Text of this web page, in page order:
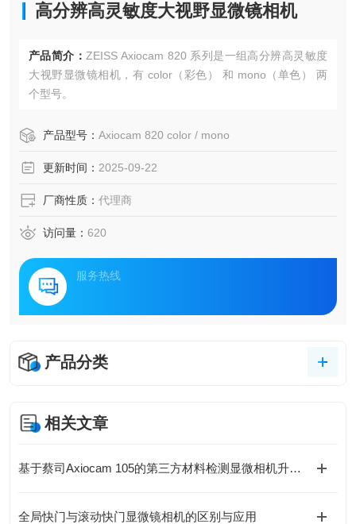
高分辨高灵敏度大视野显微镜相机
产品简介： ZEISS Axiocam 820 系列是一组高分辨高灵敏度
大视野显微镜相机，有 color（彩色） 和 mono（单色） 两
个型号。
产品型号： Axiocam 820 color / mono
更新时间： 2025-09-22
厂商性质： 代理商
访问量： 620
服务热线
产品分类
相关文章
基于蔡司Axiocam 105的第三方材料检测显微相机升级方案》
全局快门与滚动快门显微镜相机的区别与应用